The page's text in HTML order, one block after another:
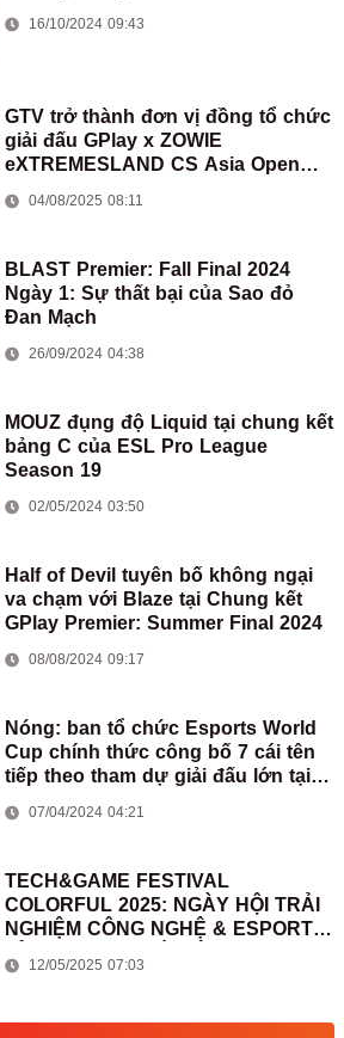
16/10/2024 09:43
GTV trở thành đơn vị đồng tổ chức
giải đấu GPlay x ZOWIE
eXTREMESLAND CS Asia Open
04/08/2025 08:11
BLAST Premier: Fall Final 2024
Ngày 1: Sự thất bại của Sao đỏ
Đan Mạch
26/09/2024 04:38
MOUZ đụng độ Liquid tại chung kết
bảng C của ESL Pro League
Season 19
02/05/2024 03:50
Half of Devil tuyên bố không ngại
va chạm với Blaze tại Chung kết
GPlay Premier: Summer Final 2024
08/08/2024 09:17
Nóng: ban tổ chức Esports World
Cup chính thức công bố 7 cái tên
tiếp theo tham dự giải đấu lớn tại
07/04/2024 04:21
TECH&GAME FESTIVAL
COLORFUL 2025: NGÀY HỘI TRẢI
NGHIỆM CÔNG NGHỆ & ESPORTS
12/05/2025 07:03